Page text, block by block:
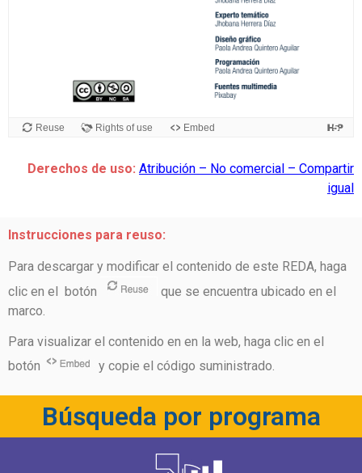
Derechos de uso: Atribución – No comercial – Compartir
igual
Instrucciones para reuso:
Para descargar y modificar el contenido de este REDA, haga
clic en el botón
que se encuentra ubicado en el
marco.
Para visualizar el contenido en en la web, haga clic en el
botón
y copie el código suministrado.
Búsqueda por programa